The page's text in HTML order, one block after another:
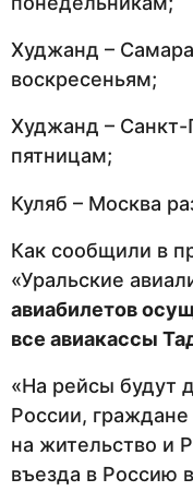
Худжанд –
воскресеньям;
Худжанд – Санкт-
пятницам;
Куляб – Москва
Как сообщили в
«Уральские
авиабилетов
все авиакассы
«На рейсы будут
России,
на жительство и
въезда в Россию